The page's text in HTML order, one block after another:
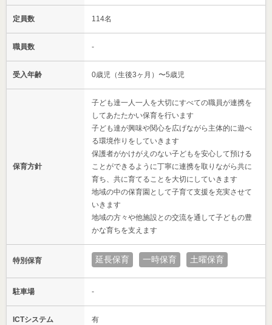
定員数 114名
職員数 -
受入年齢 0歳児（生後3ヶ月）〜5歳児
保育方針
子ども達一人一人を大切にすべての職員が連携を
してあたたかい保育を行います
子ども達が興味や関心を広げながら主体的に遊べ
る環境作りをしていきます
保護者がかけがえのない子どもを安心して預ける
ことができるように丁寧に連携を取りながら共に
育ち、共に育てることを大切にしていきます
地域の中の保育園として子育て支援を充実させて
いきます
地域の方々や他施設との交流を通して子どもの豊
かな育ちを支えます
特別保育 延長保育 一時保育 土曜保育
駐車場 -
ICTシステム 有